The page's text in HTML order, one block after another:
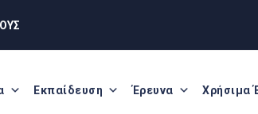
Εκπαίδευση Έρευνα Χρήσιμα